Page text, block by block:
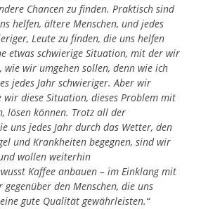
Chancen zu finden. Praktisch sind
helfen, ältere Menschen, und jedes
Leute zu finden, die uns helfen
etwas schwierige Situation, mit der wir
wie wir umgehen sollen, denn wie ich
jedes Jahr schwieriger. Aber wir
wir diese Situation, dieses Problem mit
lösen können. Trotz all der
uns jedes Jahr durch das Wetter, den
und Krankheiten begegnen, sind wir
wollen weiterhin
Kaffee anbauen – im Einklang mit
den Menschen, die uns
gute Qualität gewährleisten.“